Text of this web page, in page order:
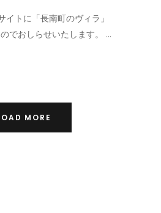
イトに「長南町のヴィラ」
でおしらせいたします。
MORE